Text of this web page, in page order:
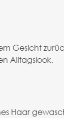
Gesicht
Alltagslook.
Haar